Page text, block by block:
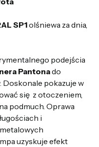
SP1olśniewa za dnia,
podejścia
Pantonado
Doskonale pokazuje w
się z otoczeniem,
podmuch. Oprawa
i
uzyskuje efekt